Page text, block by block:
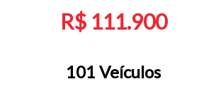
R$ 111.900
101 Veículos